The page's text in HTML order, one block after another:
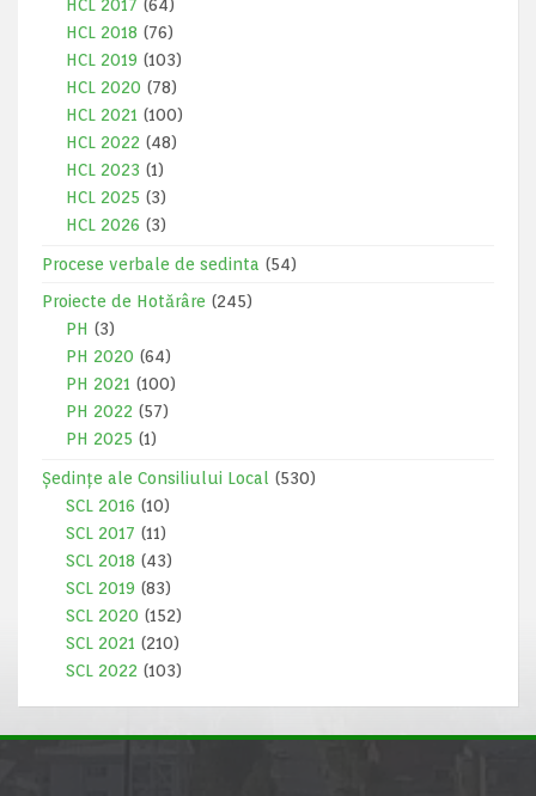
HCL 2017 (64)
HCL 2018 (76)
HCL 2019 (103)
HCL 2020 (78)
HCL 2021 (100)
HCL 2022 (48)
HCL 2023 (1)
HCL 2025 (3)
HCL 2026 (3)
Procese verbale de sedinta (54)
Proiecte de Hotărâre (245)
PH (3)
PH 2020 (64)
PH 2021 (100)
PH 2022 (57)
PH 2025 (1)
Ședințe ale Consiliului Local
(530)
SCL 2016 (10)
SCL 2017 (11)
SCL 2018 (43)
SCL 2019 (83)
SCL 2020 (152)
SCL 2021 (210)
SCL 2022 (103)